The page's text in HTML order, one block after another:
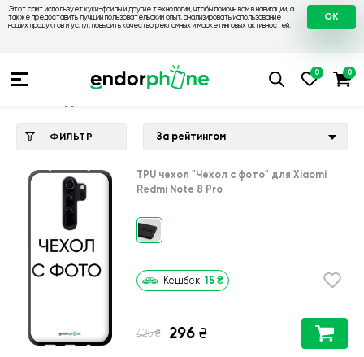
Этот сайт использует куки-файлы и другие технологии, чтобы помочь вам в навигации, а
также предоставить лучший пользовательский опыт, анализировать использование
наших продуктов и услуг, повысить качество рекламных и маркетинговых активностей.
OK
💙 Чехлы на Xiaomi 💛 Чехол для Xiaomi
ФИЛЬТР За рейтингом
TPU чехол "Чехол с фото" для Xiaomi
Redmi Note 8 Pro
Кешбек 15 ₴
425 ₴ 296 ₴